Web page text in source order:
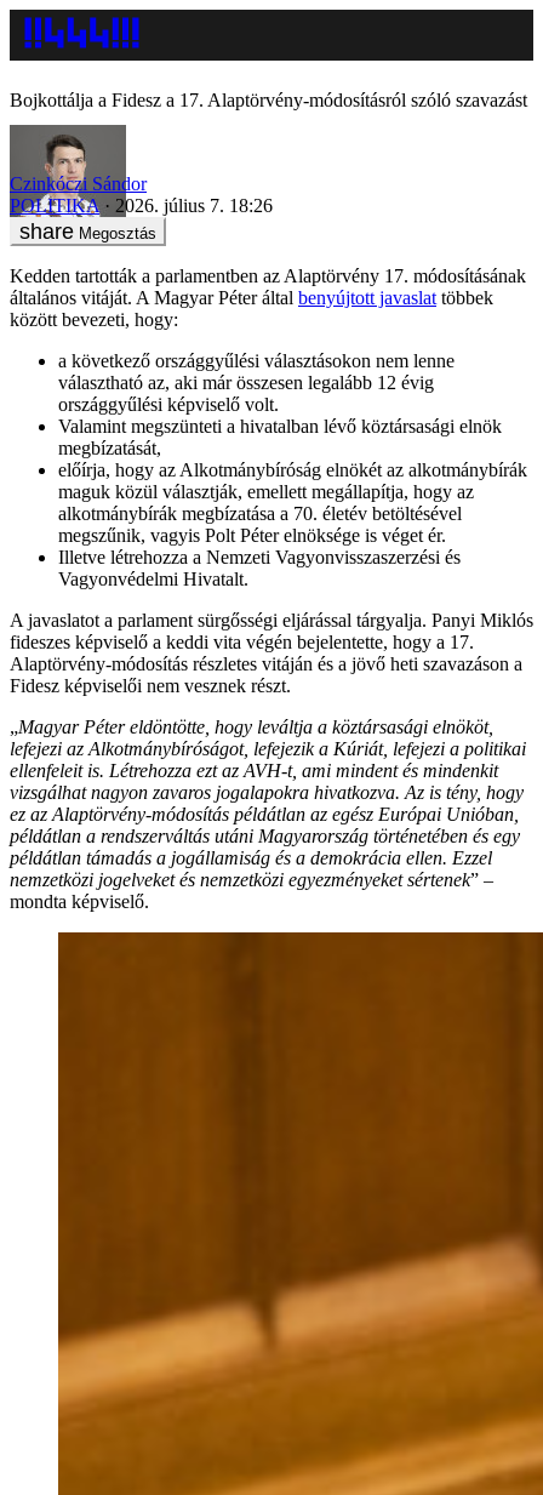
Bojkottálja a Fidesz a 17. Alaptörvény-módosításról szóló szavazást
Czinkóczi Sándor
POLITIKA
2026. július 7. 18:26
Megosztás
Kedden tartották a parlamentben az Alaptörvény 17. módosításának
általános vitáját. A Magyar Péter által benyújtott javaslat többek
között bevezeti, hogy:
a következő országgyűlési választásokon nem lenne
választható az, aki már összesen legalább 12 évig
országgyűlési képviselő volt.
Valamint megszünteti a hivatalban lévő köztársasági elnök
megbízatását,
előírja, hogy az Alkotmánybíróság elnökét az alkotmánybírák
maguk közül választják, emellett megállapítja, hogy az
alkotmánybírák megbízatása a 70. életév betöltésével
megszűnik, vagyis Polt Péter elnöksége is véget ér.
Illetve létrehozza a Nemzeti Vagyonvisszaszerzési és
Vagyonvédelmi Hivatalt.
A javaslatot a parlament sürgősségi eljárással tárgyalja. Panyi Miklós
fideszes képviselő a keddi vita végén bejelentette, hogy a 17.
Alaptörvény-módosítás részletes vitáján és a jövő heti szavazáson a
Fidesz képviselői nem vesznek részt.
„Magyar Péter eldöntötte, hogy leváltja a köztársasági elnököt,
lefejezi az Alkotmánybíróságot, lefejezik a Kúriát, lefejezi a politikai
ellenfeleit is. Létrehozza ezt az AVH-t, ami mindent és mindenkit
vizsgálhat nagyon zavaros jogalapokra hivatkozva. Az is tény, hogy
ez az Alaptörvény-módosítás példátlan az egész Európai Unióban,
példátlan a rendszerváltás utáni Magyarország történetében és egy
példátlan támadás a jogállamiság és a demokrácia ellen. Ezzel
nemzetközi jogelveket és nemzetközi egyezményeket sértenek” –
mondta képviselő.